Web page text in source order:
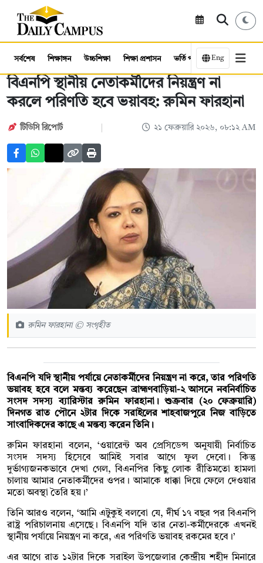
সর্বশেষ শিক্ষাঙ্গন উচ্চশিক্ষা শিক্ষা প্রশাসন ভর্তি পরীক্ষা কর্মসংস্থান
Eng
বিএনপি স্থানীয় নেতাকর্মীদের নিয়ন্ত্রণ না
করলে পরিণতি হবে ভয়াবহ: রুমিন ফারহানা
টিডিসি ‍রিপোর্ট ২১ ফেব্রুয়ারি ২০২৬, ০৮:১২ AM
রুমিন ফারহানা © সংগৃহীত
বিএনপি যদি স্থানীয় পর্যায়ে নেতাকর্মীদের নিয়ন্ত্রণ না করে, তার পরিণতি
ভয়াবহ হবে বলে মন্তব্য করেছেন ব্রাহ্মণবাড়িয়া-২ আসনে নবনির্বাচিত
সংসদ সদস্য ব্যারিস্টার রুমিন ফারহানা। শুক্রবার (২০ ফেব্রুয়ারি)
দিনগত রাত পৌনে ২টার দিকে সরাইলের শাহবাজপুরে নিজ বাড়িতে
সাংবাদিকদের কাছে এ মন্তব্য করেন তিনি।
রুমিন ফারহানা বলেন, ‘ওয়ারেন্ট অব প্রেসিডেন্স অনুযায়ী নির্বাচিত
সংসদ সদস্য হিসেবে আমিই সবার আগে ফুল দেবো। কিন্তু
দুর্ভাগ্যজনকভাবে দেখা গেল, বিএনপির কিছু লোক রীতিমতো হামলা
চালায় আমার নেতাকর্মীদের ওপর। আমাকে ধাক্কা দিয়ে ফেলে দেওয়ার
মতো অবস্থা তৈরি হয়।’
তিনি আরও বলেন, ‘আমি এটুকুই বলবো যে, দীর্ঘ ১৭ বছর পর বিএনপি
রাষ্ট্র পরিচালনায় এসেছে। বিএনপি যদি তার নেতা-কর্মীদেরকে এখনই
স্থানীয় পর্যায়ে নিয়ন্ত্রণ না করে, এর পরিণতি ভয়াবহ রকমের হবে।’
এর আগে রাত ১২টার দিকে সরাইল উপজেলার কেন্দ্রীয় শহীদ মিনারে